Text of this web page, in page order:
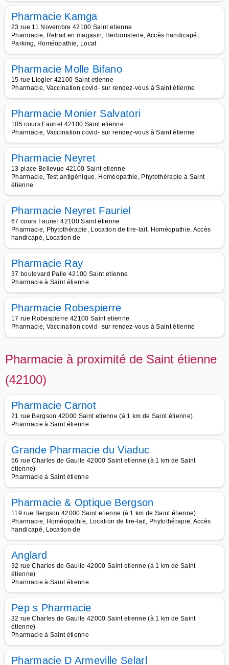
Pharmacie Kamga
23 rue 11 Novembre 42100 Saint etienne
Pharmacie, Retrait en magasin, Herboristerie, Accès handicapé,
Parking, Homéopathie, Locat
Pharmacie Molle Bifano
15 rue Liogier 42100 Saint etienne
Pharmacie, Vaccination covid- sur rendez-vous à Saint étienne
Pharmacie Monier Salvatori
105 cours Fauriel 42100 Saint etienne
Pharmacie, Vaccination covid- sur rendez-vous à Saint étienne
Pharmacie Neyret
13 place Bellevue 42100 Saint etienne
Pharmacie, Test antigénique, Homéopathie, Phytothérapie à Saint
étienne
Pharmacie Neyret Fauriel
67 cours Fauriel 42100 Saint etienne
Pharmacie, Phytothérapie, Location de tire-lait, Homéopathie, Accès
handicapé, Location de
Pharmacie Ray
37 boulevard Palle 42100 Saint etienne
Pharmacie à Saint étienne
Pharmacie Robespierre
17 rue Robespierre 42100 Saint etienne
Pharmacie, Vaccination covid- sur rendez-vous à Saint étienne
Pharmacie à proximité de Saint étienne
(42100)
Pharmacie Carnot
21 rue Bergson 42000 Saint etienne (à 1 km de Saint étienne)
Pharmacie à Saint étienne
Grande Pharmacie du Viaduc
56 rue Charles de Gaulle 42000 Saint etienne (à 1 km de Saint
étienne)
Pharmacie à Saint étienne
Pharmacie & Optique Bergson
119 rue Bergson 42000 Saint etienne (à 1 km de Saint étienne)
Pharmacie, Homéopathie, Location de tire-lait, Phytothérapie, Accès
handicapé, Location de
Anglard
32 rue Charles de Gaulle 42000 Saint etienne (à 1 km de Saint
étienne)
Pharmacie à Saint étienne
Pep s Pharmacie
32 rue Charles de Gaulle 42000 Saint etienne (à 1 km de Saint
étienne)
Pharmacie à Saint étienne
Pharmacie D Armeville Selarl